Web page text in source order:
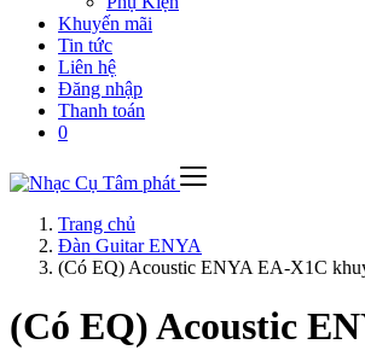
Khuyến mãi
Tin tức
Liên hệ
Đăng nhập
Thanh toán
0
Trang chủ
Đàn Guitar ENYA
(Có EQ) Acoustic ENYA EA-X1C
(Có EQ) Acoustic